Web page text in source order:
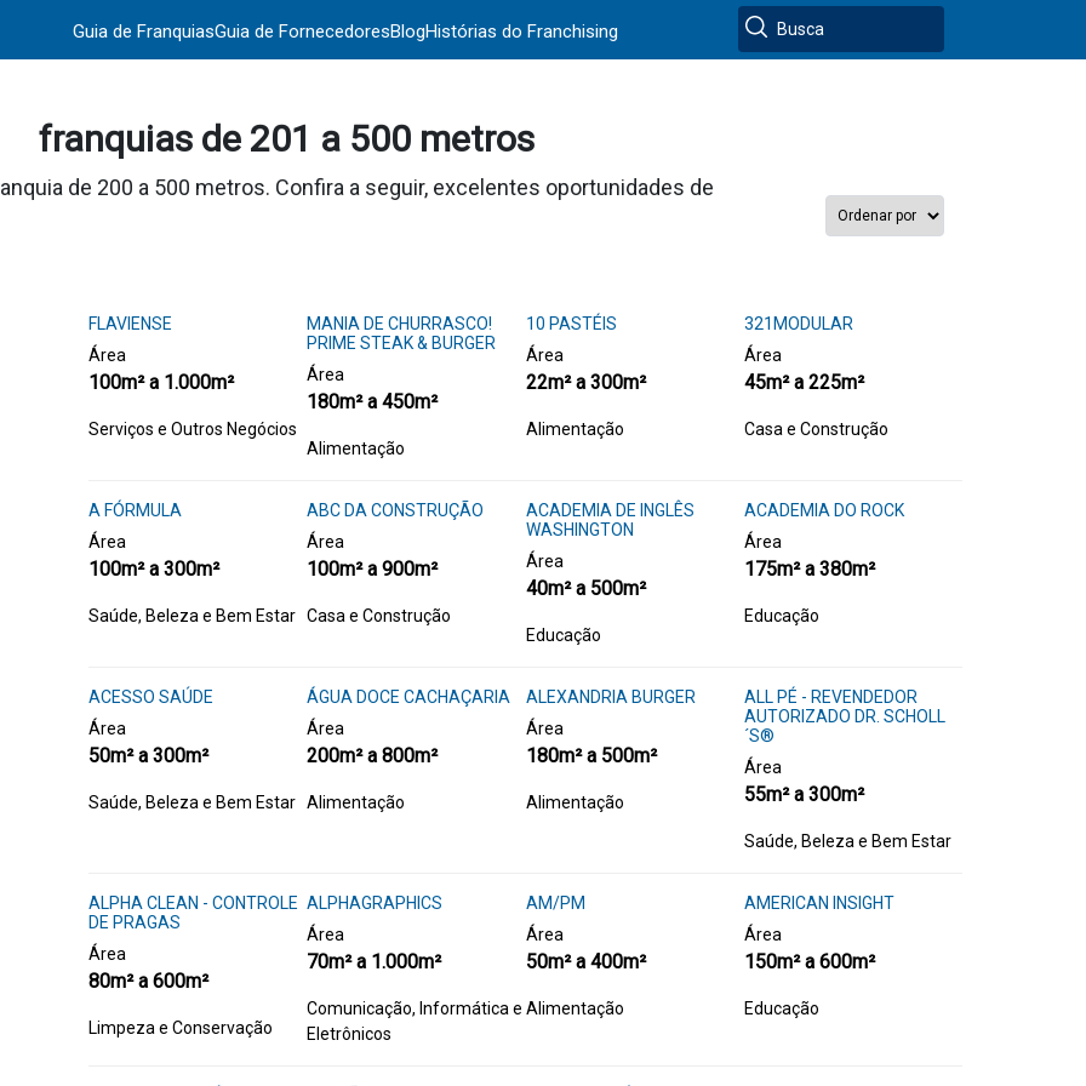
Guia de FranquiasGuia de FornecedoresBlogHistórias do Franchising
franquias de 201 a 500 metros
de 200 a 500 metros. Confira a seguir, excelentes oportunidades de
FLAVIENSE
Área
100m² a 1.000m²
Serviços e Outros Negócios
MANIA DE CHURRASCO!
PRIME STEAK & BURGER
Área
180m² a 450m²
Alimentação
10 PASTÉIS
Área
22m² a 300m²
Alimentação
321MODULAR
Área
45m² a 225m²
Casa e Construção
A FÓRMULA
Área
100m² a 300m²
Saúde, Beleza e Bem Estar
ABC DA CONSTRUÇÃO
Área
100m² a 900m²
Casa e Construção
ACADEMIA DE INGLÊS
WASHINGTON
Área
40m² a 500m²
Educação
ACADEMIA DO ROCK
Área
175m² a 380m²
Educação
ACESSO SAÚDE
Área
50m² a 300m²
Saúde, Beleza e Bem Estar
ÁGUA DOCE CACHAÇARIA
Área
200m² a 800m²
Alimentação
ALEXANDRIA BURGER
Área
180m² a 500m²
Alimentação
ALL PÉ - REVENDEDOR
AUTORIZADO DR. SCHOLL
´S®
Área
55m² a 300m²
Saúde, Beleza e Bem Estar
ALPHA CLEAN - CONTROLE
DE PRAGAS
Área
80m² a 600m²
Limpeza e Conservação
ALPHAGRAPHICS
Área
70m² a 1.000m²
Comunicação, Informática e
Eletrônicos
AM/PM
Área
50m² a 400m²
Alimentação
AMERICAN INSIGHT
Área
150m² a 600m²
Educação